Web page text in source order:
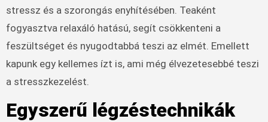
stressz és a szorongás enyhítésében. Teaként
fogyasztva relaxáló hatású, segít csökkenteni a
feszültséget és nyugodtabbá teszi az elmét. Emellett
kapunk egy kellemes ízt is, ami még élvezetesebbé teszi
a stresszkezelést.
Egyszerű légzéstechnikák